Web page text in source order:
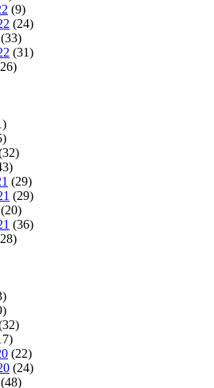
(9)
(24)
(33)
(31)
(29)
(29)
(20)
(36)
(22)
(24)
(48)